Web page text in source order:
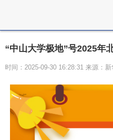
“中山大学极地”号2025年
时间：2025-09-30 16:28:31 来源：新